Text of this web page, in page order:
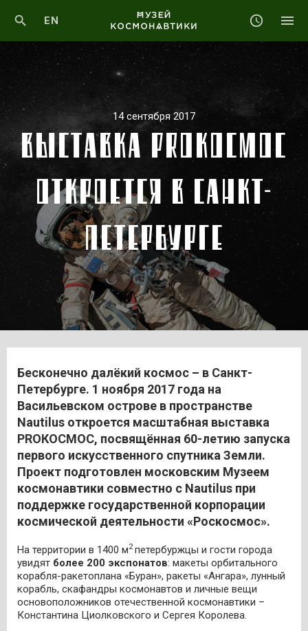
EN
14 сентября 2017
ВЫСТАВКА PROКОСМОС
ОТКРОЕТСЯ В САНКТ-
ПЕТЕРБУРГЕ
Бесконечно далёкий космос – в Санкт-
Петербурге. 1 ноября 2017 года на
Васильевском острове в пространстве
Nautilus откроется масштабная выставка
PROКОСМОС, посвящённая 60-летию запуска
первого искусственного спутника Земли.
Проект подготовлен московским Музеем
космонавтики совместно с Nautilus при
поддержке государственной корпорации
космической деятельности «Роскосмос».
На территории в 1400 м2петербуржцы и гости города
увидят более 200 экспонатов: макеты орбитального
корабля-ракетоплана «Буран», ракеты «Ангара», лунный
корабль, скафандры космонавтов и личные вещи
основоположников отечественной космонавтики –
Константина Циолковского и Сергея Королева.